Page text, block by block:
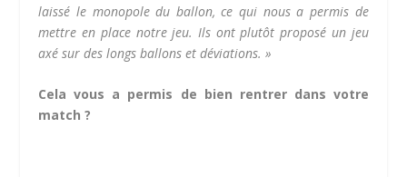
laissé le monopole du ballon, ce qui nous a permis de
mettre en place notre jeu. Ils ont plutôt proposé un jeu
axé sur des longs ballons et déviations. »
Cela vous a permis de bien rentrer dans votre
match ?